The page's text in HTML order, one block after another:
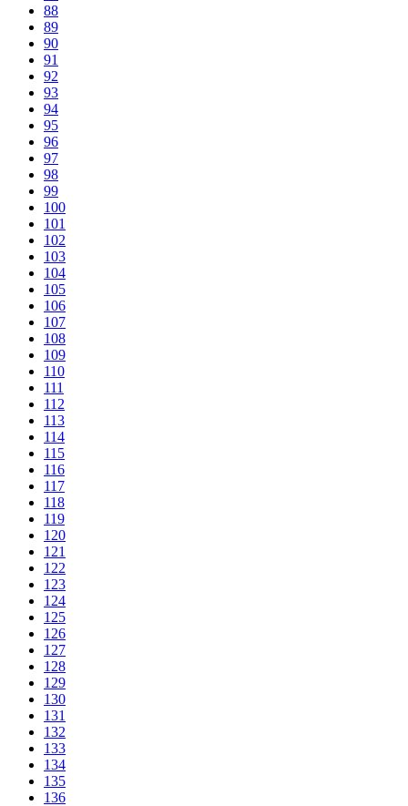
88
89
90
91
92
93
94
95
96
97
98
99
100
101
102
103
104
105
106
107
108
109
110
111
112
113
114
115
116
117
118
119
120
121
122
123
124
125
126
127
128
129
130
131
132
133
134
135
136